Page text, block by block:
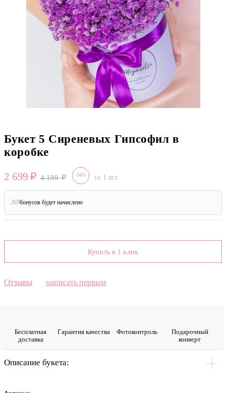
Букет 5 Сиреневых Гипсофил в
коробке
2 699 4 199 -36% за 1 шт.
269бонусов будет начислено
Купить в 1 клик
Отзывы написать первым
Бесплатная
доставка
Гарантия качества Фото­контроль
Подарочный
конверт
Описание букета: